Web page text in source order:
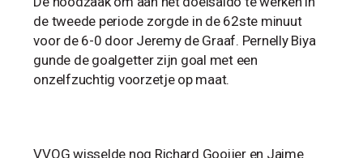
de tweede periode zorgde in de 62ste minuut
voor de 6-0 door Jeremy de Graaf. Pernelly Biya
gunde de goalgetter zijn goal met een
onzelfzuchtig voorzetje op maat.
VVOG wisselde nog Richard Gooijer en Jaime